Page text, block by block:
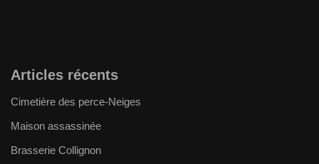
Articles récents
Cimetière des perce-Neiges
Maison assassinée
Brasserie Collignon